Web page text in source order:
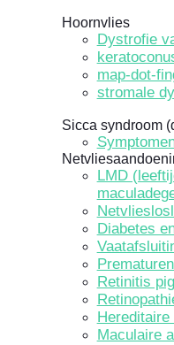
Hoornvlies
Dystrofie
map-dot-
stromale
Sicca syndroom
LMD
Diabetes
Retinitis
Maculaire